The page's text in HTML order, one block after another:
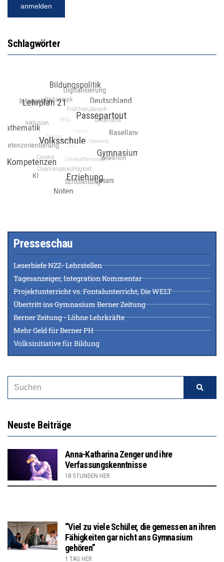
Schlagwörter
Presseschau
Leserbiefe NZZ- Lehrstellen
Tagesanzeiger, Integration Kommentar
Projektunterricht vs. Fontalunterricht, Die WELT
Übertritt ins Gymnasium Berner Zeitung
Berner Zeitung - Löhne Lehrkräfte
Mehr Geld für Berner PH
Volksinitiative für Bildung
Neuste Beiträge
Anna-Katharina Zenger und ihre
Verfassungskenntnisse
18 STUNDEN HER
“Viel zu viele Schüler, die gemessen an ihren
Fähigkeiten gar nicht ans Gymnasium
gehören”
1 TAG HER